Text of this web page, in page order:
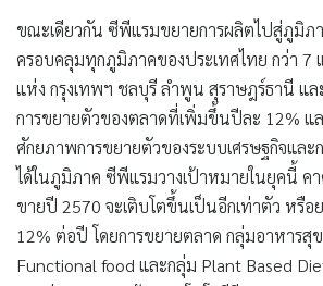
ขณะเดียวกัน ซีพีแรมขยายการผลิตไปสู่ภูมิภ
ครอบคลุมทุกภูมิภาคของประเทศไทย กว่า 7
แห่ง กรุงเทพฯ ชลบุรี ลำพูน สุราษฎร์ธานี แ
การขยายตัวของตลาดที่เพิ่มขึ้นปีละ 12% แล
ศักยภาพการขยายตัวของระบบเศรษฐกิจและ
ได้ในภูมิภาค ซีพีแรมวางเป้าหมายในยุคนี้ ค
ขายปี 2570 จะเติบโตขึ้นเป็นอีกเท่าตัว หรือ
12% ต่อปี โดยการขยายตลาด กลุ่มอาหารสุ
Functional food และกลุ่ม Plant Based